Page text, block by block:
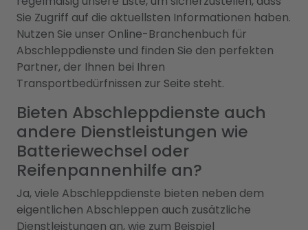
Sie Zugriff auf die aktuellsten Informationen haben.
Nutzen Sie unser Online-Branchenbuch für
Abschleppdienste und finden Sie den perfekten
Partner, der Ihnen bei Ihren
Transportbedürfnissen zur Seite steht.
Bieten Abschleppdienste auch
andere Dienstleistungen wie
Batteriewechsel oder
Reifenpannenhilfe an?
Ja, viele Abschleppdienste bieten neben dem
eigentlichen Abschleppen auch zusätzliche
Dienstleistungen an, wie zum Beispiel